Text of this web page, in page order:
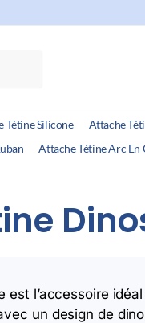
Tétine Silicone Attache
Attache Tétine Arc En
est l’accessoire
un design de